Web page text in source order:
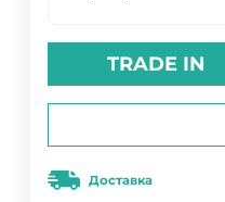
TRADE IN
Доставка